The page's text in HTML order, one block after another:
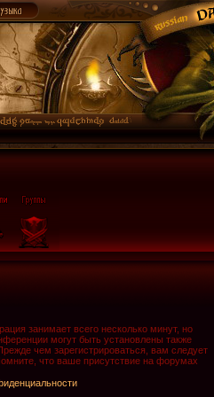
занимает всего несколько минут, но
могут быть установлены также
чем зарегистрироваться, вам следует
что ваше присутствие на форумах